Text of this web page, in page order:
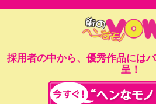
採用者の中から、優秀作品には
呈！